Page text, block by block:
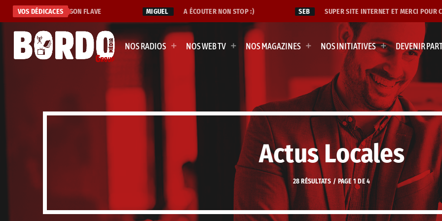
VOS DÉDICACES
CETTE CHANSON FLAVE MIGUEL A ÉCOUTER NON STOP :) SEB SUPER SITE INTERNET ET MERCI POUR
NOS RADIOS NOS WEB TV NOS MAGAZINES NOS INITIATIVES DEVENIR
Actus Locales
28 RÉSULTATS / PAGE 1 DE 4